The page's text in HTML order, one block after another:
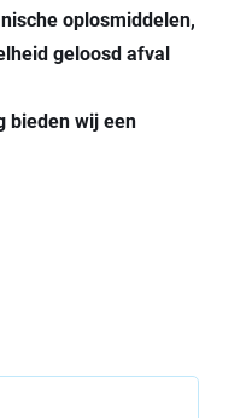
oplosmiddelen,
geloosd afval
bieden wij een